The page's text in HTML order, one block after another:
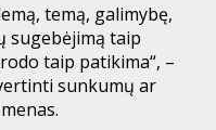
temą, galimybę,
sugebėjimą taip
taip patikima“, –
sunkumų ar